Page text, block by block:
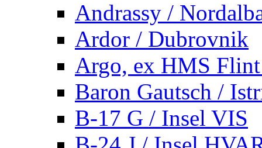
Andrassy /
Ardor / Dubrovnik
Argo, ex HMS
Baron Gautsch /
B-17 G / Insel VIS